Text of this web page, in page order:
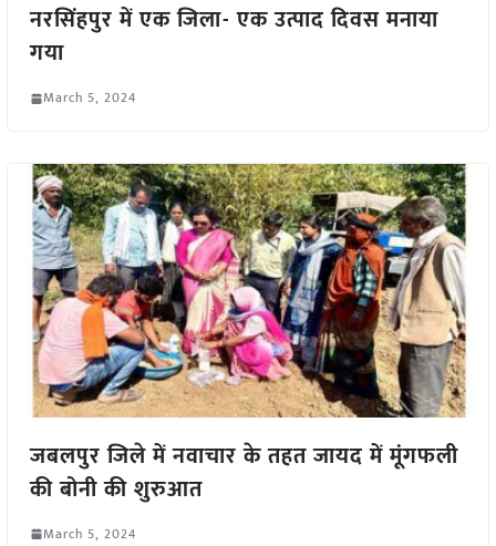
नरसिंहपुर में एक जिला- एक उत्पाद दिवस मनाया
गया
March 5, 2024
जबलपुर जिले में नवाचार के तहत जायद में मूंगफली
की बोनी की शुरुआत
March 5, 2024